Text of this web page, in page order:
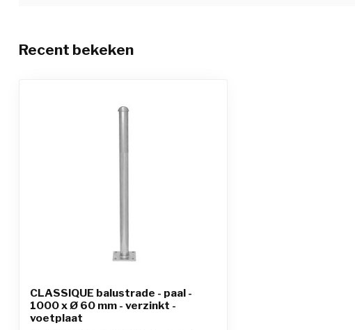
Recent bekeken
CLASSIQUE balustrade - paal -
1000 x Ø 60 mm - verzinkt -
voetplaat